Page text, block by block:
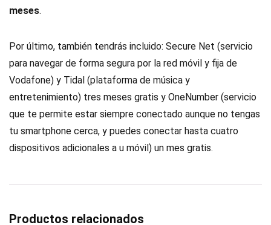
meses.
Por último, también tendrás incluido: Secure Net (servicio
para navegar de forma segura por la red móvil y fija de
Vodafone) y Tidal (plataforma de música y
entretenimiento) tres meses gratis y OneNumber (servicio
que te permite estar siempre conectado aunque no tengas
tu smartphone cerca, y puedes conectar hasta cuatro
dispositivos adicionales a u móvil) un mes gratis.
Productos relacionados